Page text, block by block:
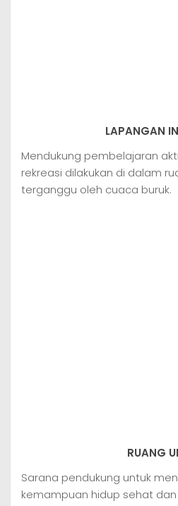
LAPANGAN
Mendukung pembelajaran
rekreasi dilakukan di dalam
terganggu oleh cuaca buruk.
RUANG
Sarana pendukung untuk
kemampuan hidup sehat